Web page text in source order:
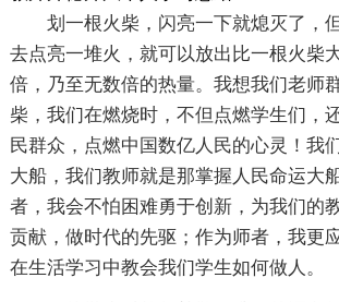
划一根火柴，闪亮一下就熄灭了，
去点亮一堆火，就可以放出比一根火柴
倍，乃至无数倍的热量。我想我们老师
柴，我们在燃烧时，不但点燃学生们，
民群众，点燃中国数亿人民的心灵！我
大船，我们教师就是那掌握人民命运大
者，我会不怕困难勇于创新，为我们的
贡献，做时代的先驱；作为师者，我更
在生活学习中教会我们学生如何做人。